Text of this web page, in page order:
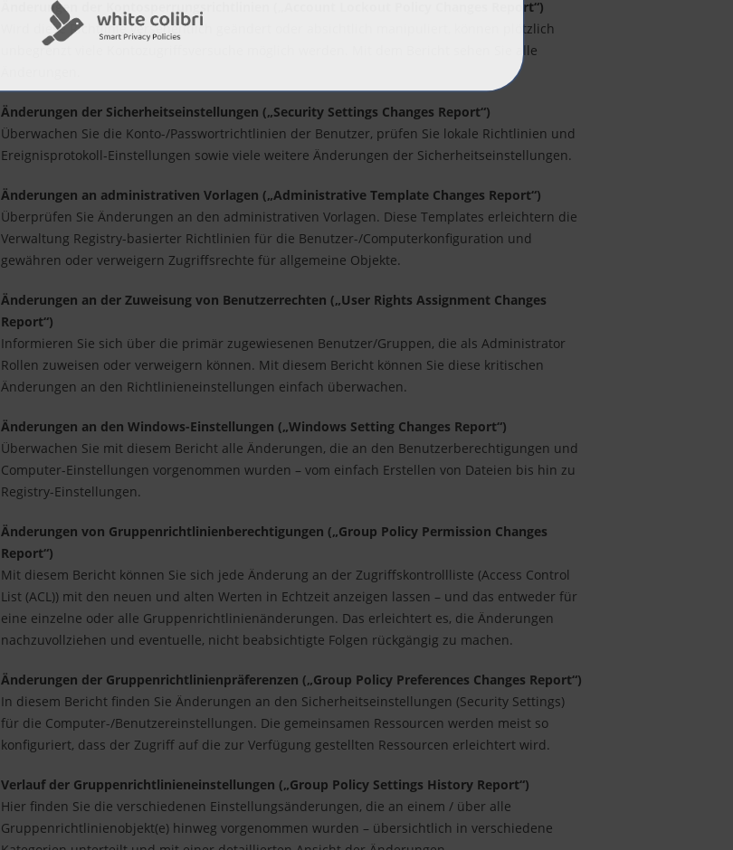
Änderungen der Kontosperrungsrichtlinien („Account Lockout Policy Changes Report“)
Wird diese Richtlinie versehentlich geändert oder absichtlich manipuliert, können plötzlich
unbegrenzt viele Kontozugriffsversuche möglich werden. Mit dem Bericht sehen Sie alle
Änderungen der Sicherheitseinstellungen („Security Settings Changes Report“)
Überwachen Sie die Konto-/Passwortrichtlinien der Benutzer, prüfen Sie lokale Richtlinien und
Ereignisprotokoll-Einstellungen sowie viele weitere Änderungen der Sicherheitseinstellungen.
Änderungen an administrativen Vorlagen („Administrative Template Changes Report“)
Überprüfen Sie Änderungen an den administrativen Vorlagen. Diese Templates erleichtern die
Verwaltung Registry-basierter Richtlinien für die Benutzer-/Computerkonfiguration und
gewähren oder verweigern Zugriffsrechte für allgemeine Objekte.
Änderungen an der Zuweisung von Benutzerrechten („User Rights Assignment Changes
Report“)
Informieren Sie sich über die primär zugewiesenen Benutzer/Gruppen, die als Administrator
Rollen zuweisen oder verweigern können. Mit diesem Bericht können Sie diese kritischen
Änderungen an den Richtlinieneinstellungen einfach überwachen.
Änderungen an den Windows-Einstellungen („Windows Setting Changes Report“)
Überwachen Sie mit diesem Bericht alle Änderungen, die an den Benutzerberechtigungen und
Computer-Einstellungen vorgenommen wurden – vom einfach Erstellen von Dateien bis hin zu
Registry-Einstellungen.
Änderungen von Gruppenrichtlinienberechtigungen („Group Policy Permission Changes
Report“)
Mit diesem Bericht können Sie sich jede Änderung an der Zugriffskontrollliste (Access Control
List (ACL)) mit den neuen und alten Werten in Echtzeit anzeigen lassen – und das entweder für
eine einzelne oder alle Gruppenrichtlinienänderungen. Das erleichtert es, die Änderungen
nachzuvollziehen und eventuelle, nicht beabsichtigte Folgen rückgängig zu machen.
Änderungen der Gruppenrichtlinienpräferenzen („Group Policy Preferences Changes Report“)
In diesem Bericht finden Sie Änderungen an den Sicherheitseinstellungen (Security Settings)
für die Computer-/Benutzereinstellungen. Die gemeinsamen Ressourcen werden meist so
konfiguriert, dass der Zugriff auf die zur Verfügung gestellten Ressourcen erleichtert wird.
Verlauf der Gruppenrichtlinieneinstellungen („Group Policy Settings History Report“)
Hier finden Sie die verschiedenen Einstellungsänderungen, die an einem / über alle
Gruppenrichtlinienobjekt(e) hinweg vorgenommen wurden – übersichtlich in verschiedene